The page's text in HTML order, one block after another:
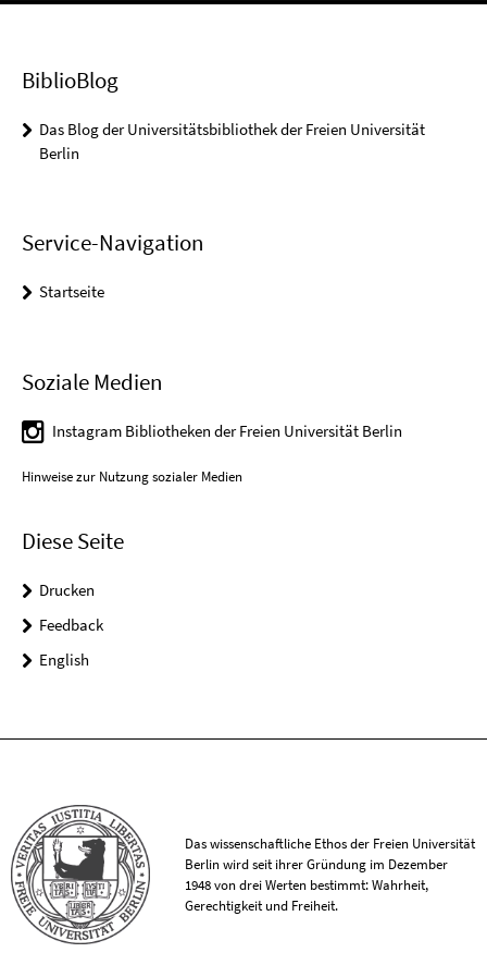
BiblioBlog
Das Blog der Universitätsbibliothek der Freien Universität
Berlin
Service-Navigation
Startseite
Soziale Medien
Instagram Bibliotheken der Freien Universität Berlin
Hinweise zur Nutzung sozialer Medien
Diese Seite
Drucken
Feedback
English
Das wissenschaftliche Ethos der Freien Universität
Berlin wird seit ihrer Gründung im Dezember
1948 von drei Werten bestimmt: Wahrheit,
Gerechtigkeit und Freiheit.